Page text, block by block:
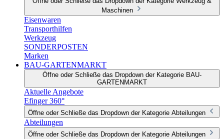
Maschinen
Eisenwaren
Transporthilfen
Werkzeug
SONDERPOSTEN
Marken
BAU-GARTENMARKT
Öffne oder Schließe das Dropdown der Kategorie BAU-
GARTENMARKT
Aktuelle Angebote
Efinger 360°
Öffne oder Schließe das Dropdown der Kategorie Abteilungen
Abteilungen
Öffne oder Schließe das Dropdown der Kategorie Abteilungen